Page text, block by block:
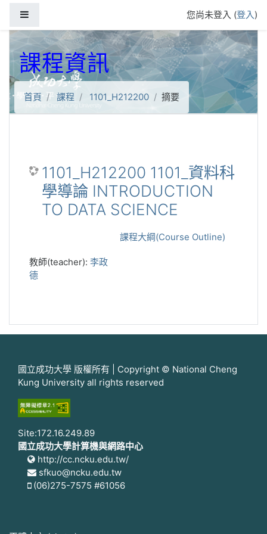
您尚未登入 (登入)
課程資訊
首頁 課程 1101_H212200 摘要
1101_H212200 1101_資料科
學導論 INTRODUCTION
TO DATA SCIENCE
課程大綱(Course Outline)
教師(teacher): 李政
德
國立成功大學 版權所有 | Copyright © National Cheng
Kung University all rights reserved
Site:172.16.249.89
國立成功大學計算機與網路中心
http://cc.ncku.edu.tw/
sfkuo@ncku.edu.tw
(06)275-7575 #61056